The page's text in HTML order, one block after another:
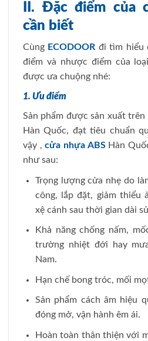
II. Đặc điểm của
cần biết
Cùng ECODOOR đi tìm hiểu
điểm và nhược điểm của
được ưa chuộng nhé:
1. Ưu điểm
Sản phẩm được sản xuất trên
Hàn Quốc, đạt tiêu chuẩn
vậy ,cửa nhựa ABS Hàn
như sau:
Trọng lượng cửa nhẹ do
công, lắp đặt, giảm thiểu
xệ cánh sau thời gian dài
Khả năng chống nấm,
trường nhiệt đới hay
Nam.
Hạn chế bong tróc, mối
Sản phẩm cách âm hiệu
đóng mở, vận hành êm ái.
Hoàn toàn thân thiện với